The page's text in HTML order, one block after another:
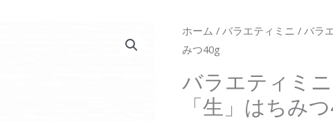
ホーム /バラエティミニ / バラ
みつ40g
バラエティミ
「生」はちみ
バ
ラ
テ